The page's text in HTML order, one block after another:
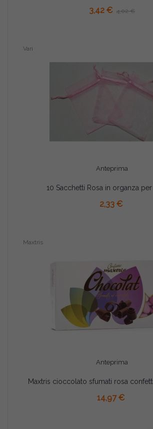
3,42 € 4,02 €
Anteprima
Vari
10 Sacchetti Rosa in organza
2,33 €
Anteprima
Maxtris
14,97 €